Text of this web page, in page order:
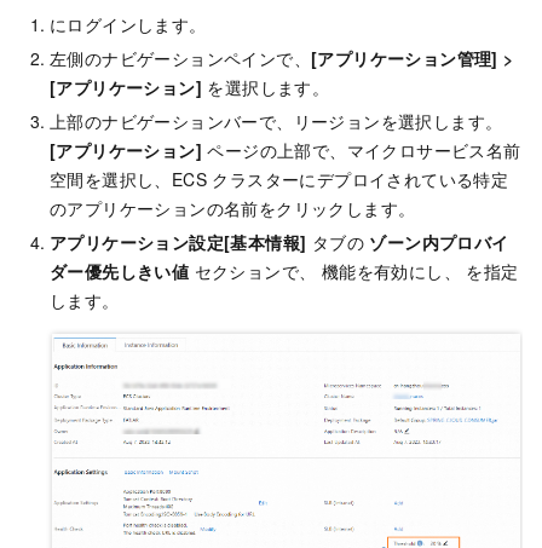
にログインします。
左側のナビゲーションペインで、 [アプリケーション管理] >
[アプリケーション] を選択します。
上部のナビゲーションバーで、リージョンを選択します。
[アプリケーション] ページの上部で、マイクロサービス名前
空間を選択し、ECS クラスターにデプロイされている特定
のアプリケーションの名前をクリックします。
アプリケーション設定[基本情報] タブの ゾーン内プロバイ
ダー優先しきい値 セクションで、 機能を有効にし、 を指定
します。